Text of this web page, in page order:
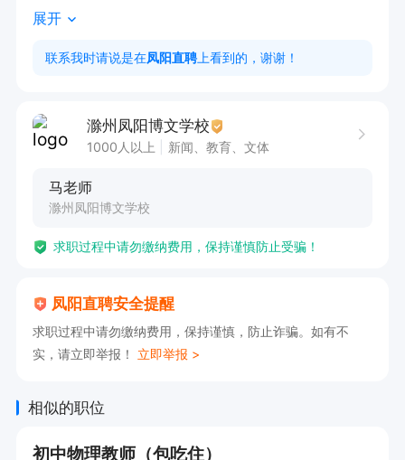
趣。
薪资待遇：6000-13000；提供食宿。
展开
联系我时请说是在凤阳直聘 上看到的，谢谢！
滁州凤阳博文学校
1000人以上 新闻、教育、文体
马老师
滁州凤阳博文学校
求职过程中请勿缴纳费用，保持谨慎防止受骗！
凤阳直聘安全提醒
求职过程中请勿缴纳费用，保持谨慎，防止诈骗。如有不
实，请立即举报！ 立即举报 >
相似的职位
初中物理教师（包吃住）